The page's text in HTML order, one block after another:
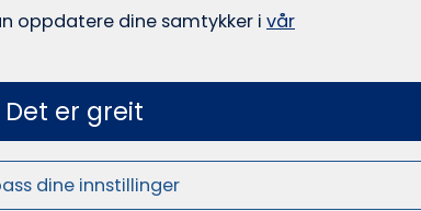
oppdatere dine samtykker i vår
Det er greit
dine innstillinger